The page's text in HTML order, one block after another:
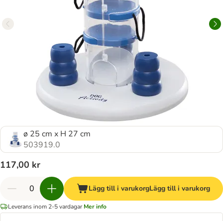
ø 25 cm x H 27 cm
503919.0
117,00 kr
Lägg till i varukorgLägg till i varukorg
Leverans inom 2-5 vardagar Mer info